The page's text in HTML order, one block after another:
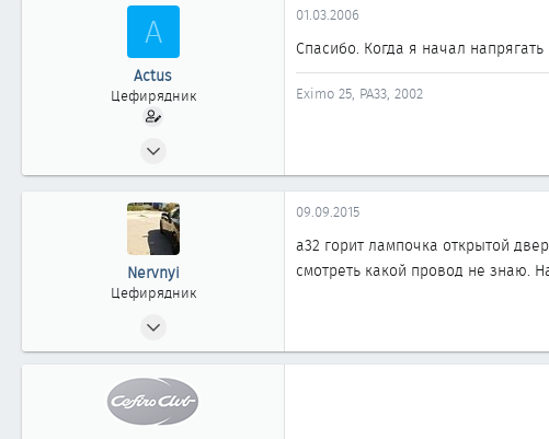
A
Actus
Цефирядник
56
Комсомольск-на-Амуре
01.03.2006
Спасибо. Когда я начал
Eximo 25, PA33, 2002
Nervnyi
Цефирядник
79
09.09.2015
а32 горит лампочка открытой
смотреть какой провод не знаю.